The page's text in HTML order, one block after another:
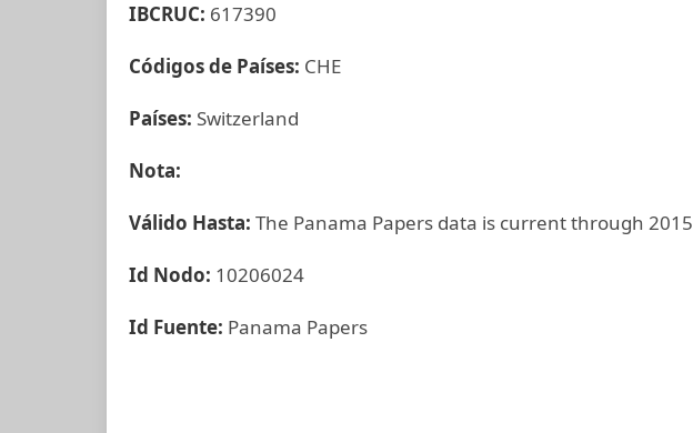
IBCRUC: 617390
Códigos de Países: CHE
Países: Switzerland
Nota:
Válido Hasta: The Panama Papers data is current through 2015
Id Nodo: 10206024
Id Fuente: Panama Papers